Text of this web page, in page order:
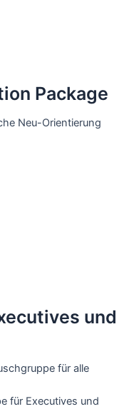
Package
Neu-Orientierung
und
für alle
für Executives und